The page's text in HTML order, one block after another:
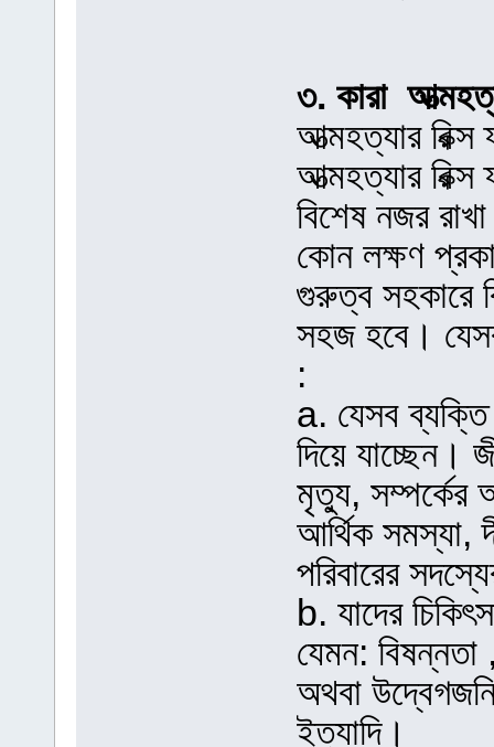
৩. কারা
আত্মহত্যার
আত্মহত্যার
বিশেষ নজর
কোন লক্ষণ
গুরুত্ব সহকারে
সহজ হবে।
:
a. যেসব ব্যক্তি
দিয়ে যাচ্ছেন।
মৃত্যু, সম্পর্কের
আর্থিক সমস্যা,
পরিবারের
b. যাদের
যেমন: বিষন্নতা
অথবা
ইত্যাদি।